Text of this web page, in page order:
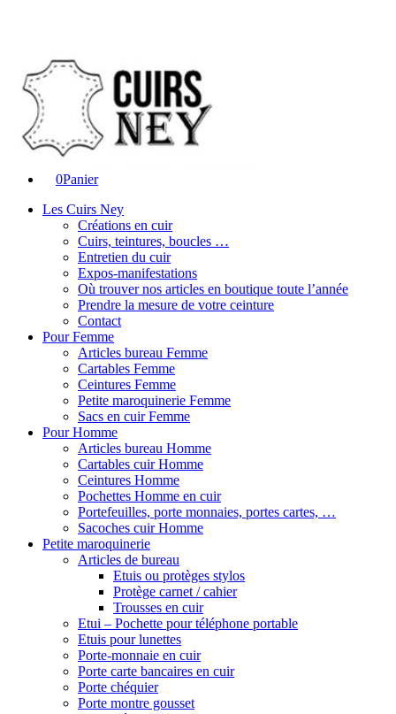
0Panier
Les Cuirs Ney
Créations en cuir
Cuirs, teintures, boucles …
Entretien du cuir
Expos-manifestations
Où trouver nos articles en boutique toute l’année
Prendre la mesure de votre ceinture
Contact
Pour Femme
Articles bureau Femme
Cartables Femme
Ceintures Femme
Petite maroquinerie Femme
Sacs en cuir Femme
Pour Homme
Articles bureau Homme
Cartables cuir Homme
Ceintures Homme
Pochettes Homme en cuir
Portefeuilles, porte monnaies, portes cartes, …
Sacoches cuir Homme
Petite maroquinerie
Articles de bureau
Etuis ou protèges stylos
Protège carnet / cahier
Trousses en cuir
Etui – Pochette pour téléphone portable
Etuis pour lunettes
Porte-monnaie en cuir
Porte carte bancaires en cuir
Porte chéquier
Porte montre gousset